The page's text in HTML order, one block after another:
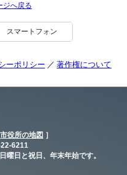
ジへ戻る
スマートフォン
ーポリシー 著作権について
市役所の地図 ］
6211
曜日と祝日、年末年始です。